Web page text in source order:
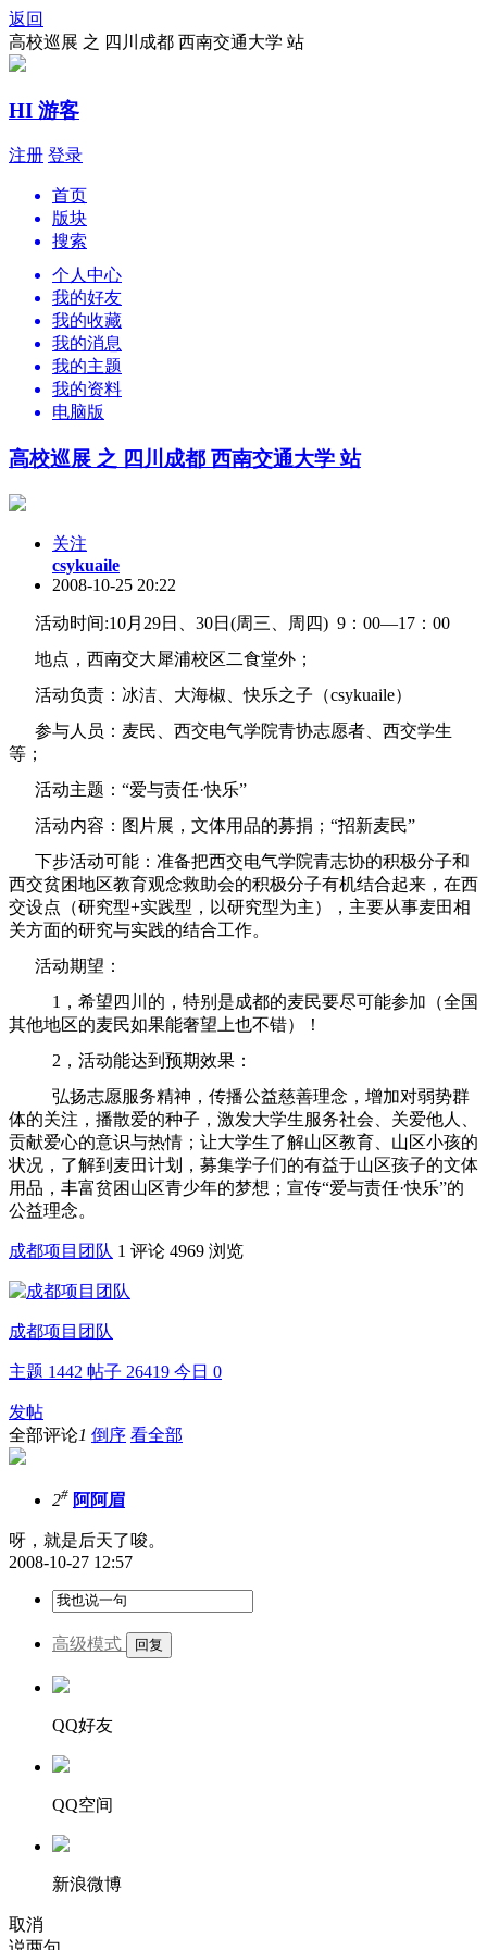
返回
高校巡展 之 四川成都 西南交通大学 站
HI 游客
注册 登录
首页
版块
搜索
个人中心
我的好友
我的收藏
我的消息
我的主题
我的资料
电脑版
高校巡展 之 四川成都 西南交通大学 站
关注
csykuaile
2008-10-25 20:22
活动时间:10月29日、30日(周三、周四) 9：00—17：00
地点，西南交大犀浦校区二食堂外；
活动负责：冰洁、大海椒、快乐之子（csykuaile）
参与人员：麦民、西交电气学院青协志愿者、西交学生
等；
活动主题： “爱与责任·快乐”
活动内容：图片展，文体用品的募捐；“招新麦民”
下步活动可能：准备把西交电气学院青志协的积极分子和
西交贫困地区教育观念救助会的积极分子有机结合起来，在西
交设点（研究型+实践型，以研究型为主），主要从事麦田相
关方面的研究与实践的结合工作。
活动期望：
1，希望四川的，特别是成都的麦民要尽可能参加（全国
其他地区的麦民如果能奢望上也不错）！
2，活动能达到预期效果：
弘扬志愿服务精神，传播公益慈善理念，增加对弱势群
体的关注，播散爱的种子，激发大学生服务社会、关爱他人、
贡献爱心的意识与热情；让大学生了解山区教育、山区小孩的
状况，了解到麦田计划，募集学子们的有益于山区孩子的文体
用品，丰富贫困山区青少年的梦想；宣传“爱与责任·快乐”的
公益理念。
成都项目团队 1 评论 4969 浏览
成都项目团队
主题 1442 帖子 26419 今日 0
发帖
全部评论1 倒序 看全部
2# 阿阿眉
呀，就是后天了唆。
2008-10-27 12:57
高级模式
QQ好友
QQ空间
新浪微博
取消